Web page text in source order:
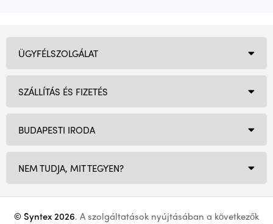
BUDAPESTI IRODA
NEM TUDJA, MIT TEGYEN?
ÜGYFÉLSZOLGÁLAT
SZÁLLÍTÁS ÉS FIZETÉS
© Syntex 2026. A szolgáltatások nyújtásában a következők